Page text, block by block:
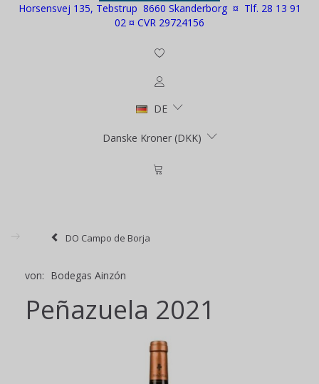
Horsensvej 135, Tebstrup 8660 Skanderborg ¤ Tlf. 28 13 91
02 ¤ CVR 29724156
DE
Danske Kroner (DKK)
DO Campo de Borja
von: Bodegas Ainzón
Peñazuela 2021